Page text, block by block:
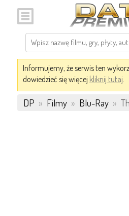
Informujemy, że serwis ten
dowiedzieć się więcej kliknij tutaj.
DP » Filmy » Blu-Ray »